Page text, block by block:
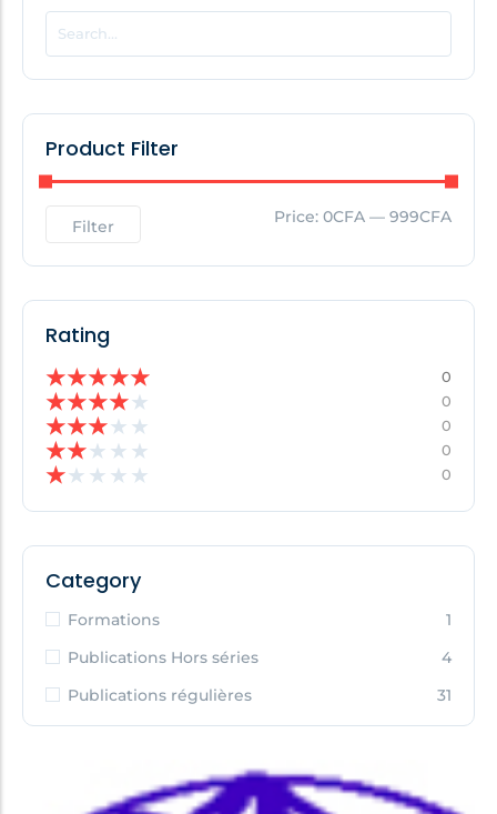
POPULAR THIS WEEK
No Posts Found!
No Posts Found!
Product Filter
Filter Price: 0CFA — 999CFA
Rating
★★★★★ 0
★★★★★ 0
★★★★ ★ 0
★★★ ★ ★ 0
★★ ★ ★ ★ 0
Category
Formations
1
Publications Hors séries
4
Publications régulières
31